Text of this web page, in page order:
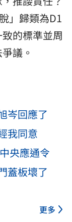
」歸類為D1
的標準並周
議。
岑回應了
我同意
央應通令
蓋板壞了
更多